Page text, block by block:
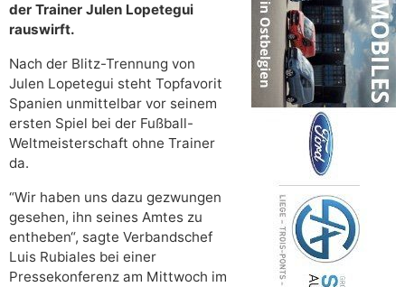
der Trainer Julen Lopetegui
rauswirft.
Nach der Blitz-Trennung von
Julen Lopetegui steht Topfavorit
Spanien unmittelbar vor seinem
ersten Spiel bei der Fußball-
Weltmeisterschaft ohne Trainer
da.
“Wir haben uns dazu gezwungen
gesehen, ihn seines Amtes zu
entheben“, sagte Verbandschef
Luis Rubiales bei einer
Pressekonferenz am Mittwoch im